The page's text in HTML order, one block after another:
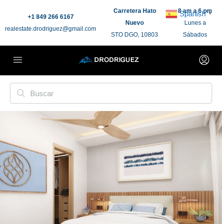
+1 849 266 6167
realestate.drodriguez@gmail.com
Carretera Hato
Nuevo
STO DGO, 10803
8 am a 6 pm
Lunes a
Sábados
Spanish ▼